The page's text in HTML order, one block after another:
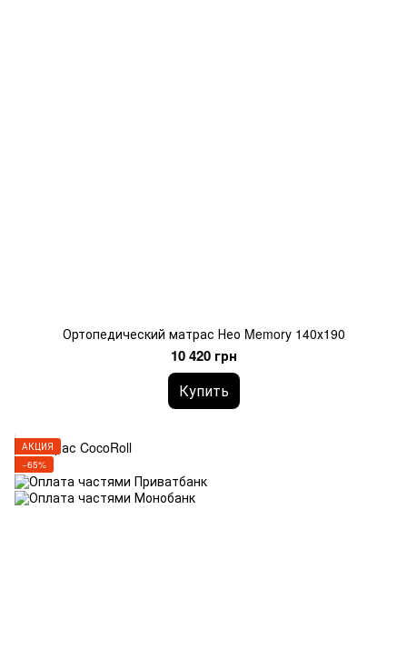
Ортопедический матрас Нео Memory 140х190
10 420 грн
Купить
АКЦИЯ
−65%